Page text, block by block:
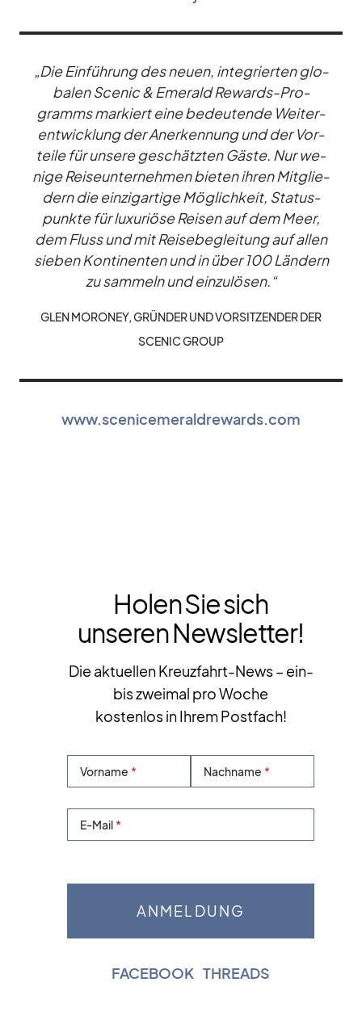
„Die Ein­füh­rung des neuen, in­te­grier­ten glo­
ba­len Scenic & Emer­ald Re­wards-Pro­
gramms mar­kiert eine be­deu­tende Wei­ter­
ent­wick­lung der An­er­ken­nung und der Vor­
teile für un­sere ge­schätz­ten Gäste. Nur we­
nige Rei­se­un­ter­neh­men bie­ten ih­ren Mit­glie­
dern die ein­zig­ar­tige Mög­lich­keit, Sta­tus­
punkte für lu­xu­riöse Rei­sen auf dem Meer,
dem Fluss und mit Rei­se­be­glei­tung auf al­len
sie­ben Kon­ti­nen­ten und in über 100 Län­dern
zu sam­meln und ein­zu­lö­sen.“
GLEN MO­RONEY, GRÜN­DER UND VOR­SIT­ZEN­DER DER
SCENIC GROUP
www.scenicemeraldrewards.com
Holen Sie sich
unseren Newsletter!
Die aktuellen Kreuzfahrt-News – ein-
bis zweimal pro Woche
kostenlos in Ihrem Postfach!
Vorname Nachname
E-Mail
FACEBOOK THREADS